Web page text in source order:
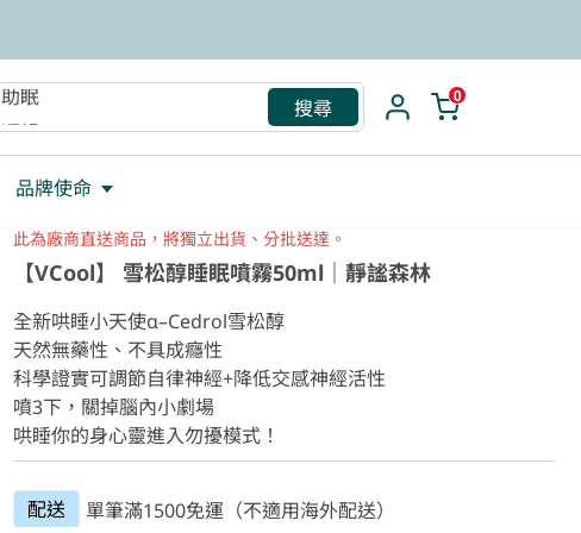
順暢
搜尋 0
品牌使命
此為廠商直送商品，將獨立出貨、分批送達。
【VCool】 雪松醇睡眠噴霧50ml｜靜謐森林
全新哄睡小天使α–Cedrol雪松醇
天然無藥性、不具成癮性
科學證實可調節自律神經+降低交感神經活性
噴3下，關掉腦內小劇場
哄睡你的身心靈進入勿擾模式！
配送 單筆滿1500免運（不適用海外配送）